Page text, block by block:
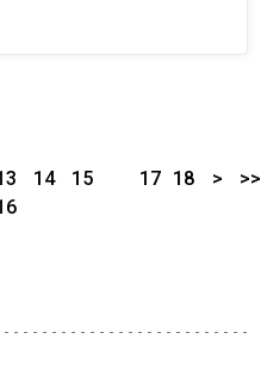
14
15
17 18 > >>